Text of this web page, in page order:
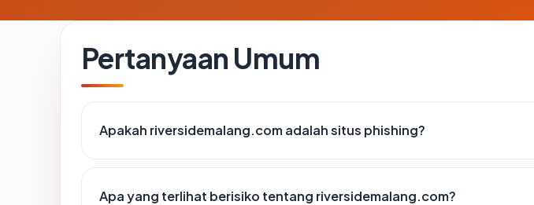
Pertanyaan Umum
Apakah riversidemalang.com adalah situs phishing?
Apa yang terlihat berisiko tentang riversidemalang.com?